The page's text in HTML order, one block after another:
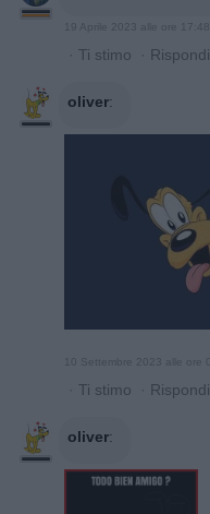
19 Aprile 2023 alle ore 17:48
· Ti stimo · Rispondi
oliver:
· Ti stimo · Rispondi
oliver: